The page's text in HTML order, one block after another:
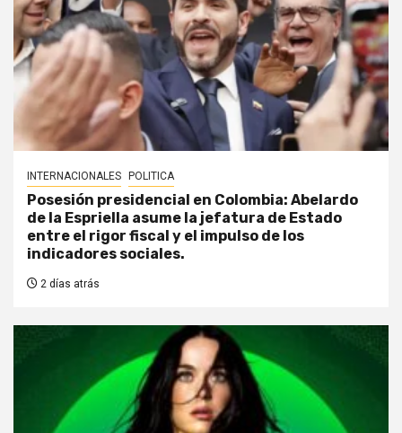
INTERNACIONALES POLITICA
Posesión presidencial en Colombia: Abelardo
de la Espriella asume la jefatura de Estado
entre el rigor fiscal y el impulso de los
indicadores sociales.
2 días atrás